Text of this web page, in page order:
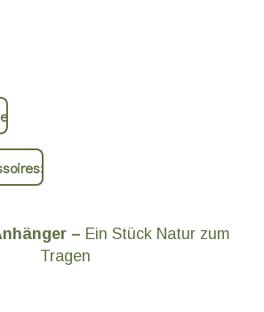
– Ein Stück Natur zum
Tragen